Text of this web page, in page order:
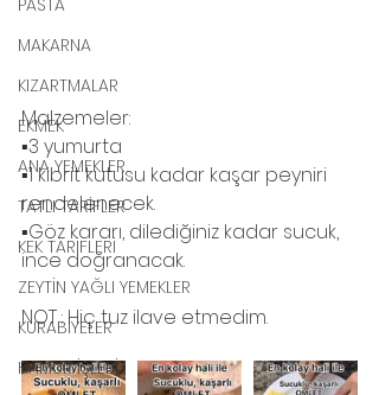
PASTA
MAKARNA
KIZARTMALAR
EKMEK
ANA YEMEKLER
TATLI TARİFLER
KEK TARİFLERİ
ZEYTİN YAĞLI YEMEKLER
KURABİYELER
HAMUR İŞLERİ
Malzemeler:
▪️3 yumurta
▪️1 kibrit kutusu kadar kaşar peyniri
rendelenecek.
▪️Göz kararı, dilediğiniz kadar sucuk,
ince doğranacak.
NOT : Hiç tuz ilave etmedim.